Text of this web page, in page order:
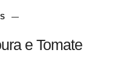
e Tomate